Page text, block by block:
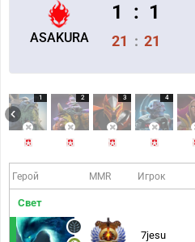
ASAKURA
1 : 1
21 : 21
1 2 3 4
Герой MMR Игрок
Свет
7jesu